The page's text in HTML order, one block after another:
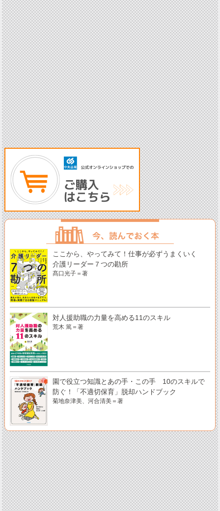
ここから、やってみて！仕事が必ずうまくいく
介護リーダー７つの勘所
髙口光子＝著
対人援助職の力量を高める11のスキル
荒木 篤＝著
園で役立つ知識とあの手・この手 10のスキルで
防ぐ！「不適切保育」脱却ハンドブック
菊地奈津美、河合清美＝著